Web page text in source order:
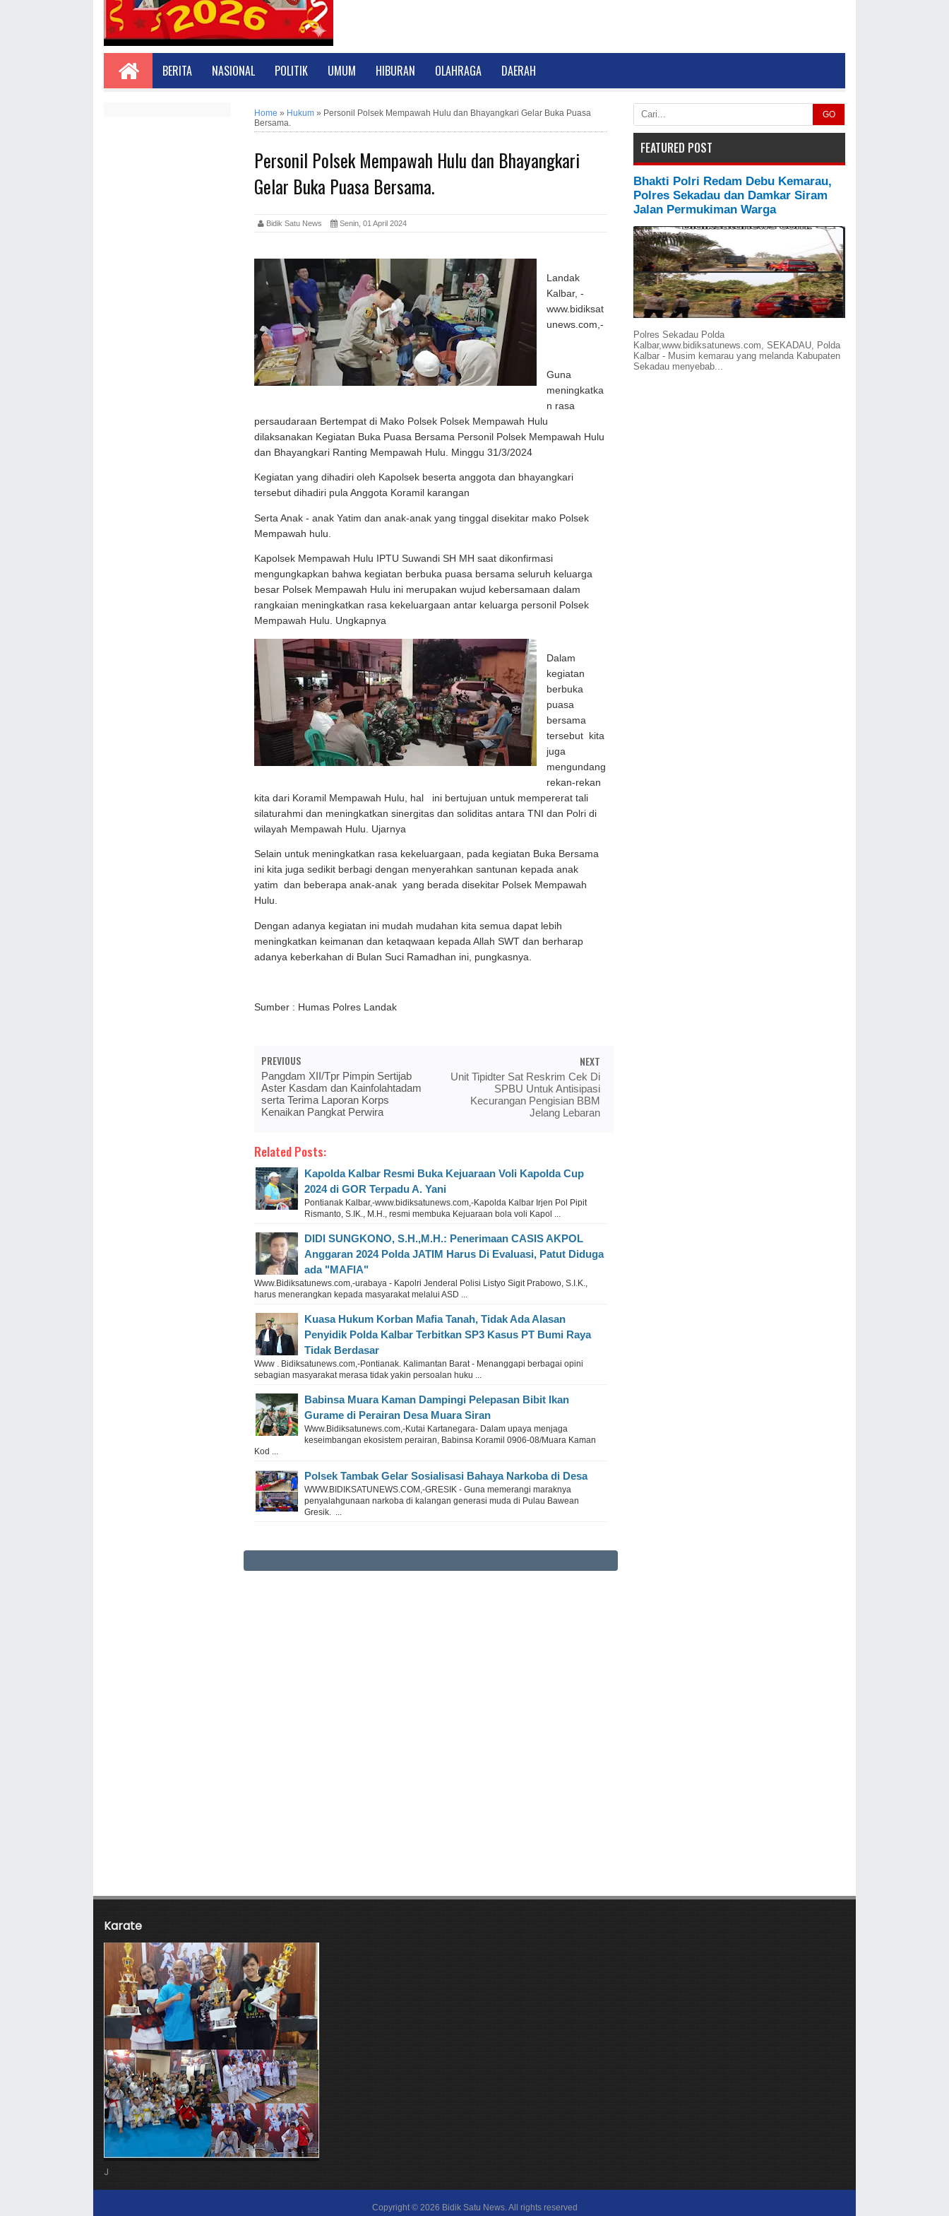
BERITA NASIONAL POLITIK UMUM HIBURAN OLAHRAGA DAERAH
Home » Hukum » Personil Polsek Mempawah Hulu dan Bhayangkari Gelar Buka Puasa
Bersama.
Personil Polsek Mempawah Hulu dan Bhayangkari
Gelar Buka Puasa Bersama.
Bidik Satu News Senin, 01 April 2024
Landak
Kalbar, -
www.bidiksat
unews.com,-
Guna
meningkatka
n rasa
persaudaraan Bertempat di Mako Polsek Polsek Mempawah Hulu
dilaksanakan Kegiatan Buka Puasa Bersama Personil Polsek Mempawah Hulu
dan Bhayangkari Ranting Mempawah Hulu. Minggu 31/3/2024
Kegiatan yang dihadiri oleh Kapolsek beserta anggota dan bhayangkari
tersebut dihadiri pula Anggota Koramil karangan
Serta Anak - anak Yatim dan anak-anak yang tinggal disekitar mako Polsek
Mempawah hulu.
Kapolsek Mempawah Hulu IPTU Suwandi SH MH saat dikonfirmasi
mengungkapkan bahwa kegiatan berbuka puasa bersama seluruh keluarga
besar Polsek Mempawah Hulu ini merupakan wujud kebersamaan dalam
rangkaian meningkatkan rasa kekeluargaan antar keluarga personil Polsek
Mempawah Hulu. Ungkapnya
Dalam
kegiatan
berbuka
puasa
bersama
tersebut kita
juga
mengundang
rekan-rekan
kita dari Koramil Mempawah Hulu, hal ini bertujuan untuk mempererat tali
silaturahmi dan meningkatkan sinergitas dan soliditas antara TNI dan Polri di
wilayah Mempawah Hulu. Ujarnya
Selain untuk meningkatkan rasa kekeluargaan, pada kegiatan Buka Bersama
ini kita juga sedikit berbagi dengan menyerahkan santunan kepada anak
yatim dan beberapa anak-anak yang berada disekitar Polsek Mempawah
Hulu.
Dengan adanya kegiatan ini mudah mudahan kita semua dapat lebih
meningkatkan keimanan dan ketaqwaan kepada Allah SWT dan berharap
adanya keberkahan di Bulan Suci Ramadhan ini, pungkasnya.
Sumber : Humas Polres Landak
PREVIOUS
Pangdam XII/Tpr Pimpin Sertijab
Aster Kasdam dan Kainfolahtadam
serta Terima Laporan Korps
Kenaikan Pangkat Perwira
NEXT
Unit Tipidter Sat Reskrim Cek Di
SPBU Untuk Antisipasi
Kecurangan Pengisian BBM
Jelang Lebaran
Related Posts:
Kapolda Kalbar Resmi Buka Kejuaraan Voli Kapolda Cup
2024 di GOR Terpadu A. Yani
Pontianak Kalbar,-www.bidiksatunews.com,-Kapolda Kalbar Irjen Pol Pipit
Rismanto, S.IK., M.H., resmi membuka Kejuaraan bola voli Kapol ...
DIDI SUNGKONO, S.H.,M.H.: Penerimaan CASIS AKPOL
Anggaran 2024 Polda JATIM Harus Di Evaluasi, Patut Diduga
ada "MAFIA"
Www.Bidiksatunews.com,-urabaya - Kapolri Jenderal Polisi Listyo Sigit Prabowo, S.I.K.,
harus menerangkan kepada masyarakat melalui ASD ...
Kuasa Hukum Korban Mafia Tanah, Tidak Ada Alasan
Penyidik Polda Kalbar Terbitkan SP3 Kasus PT Bumi Raya
Tidak Berdasar
Www . Bidiksatunews.com,-Pontianak. Kalimantan Barat - Menanggapi berbagai opini
sebagian masyarakat merasa tidak yakin persoalan huku ...
Babinsa Muara Kaman Dampingi Pelepasan Bibit Ikan
Gurame di Perairan Desa Muara Siran
Www.Bidiksatunews.com,-Kutai Kartanegara- Dalam upaya menjaga
keseimbangan ekosistem perairan, Babinsa Koramil 0906-08/Muara Kaman
Kod ...
Polsek Tambak Gelar Sosialisasi Bahaya Narkoba di Desa
WWW.BIDIKSATUNEWS.COM,-GRESIK - Guna memerangi maraknya
penyalahgunaan narkoba di kalangan generasi muda di Pulau Bawean
Gresik. ...
GO
FEATURED POST
Bhakti Polri Redam Debu Kemarau,
Polres Sekadau dan Damkar Siram
Jalan Permukiman Warga
Polres Sekadau Polda
Kalbar,www.bidiksatunews.com, SEKADAU, Polda
Kalbar - Musim kemarau yang melanda Kabupaten
Sekadau menyebab...
Karate
J
Copyright © 2026 Bidik Satu News. All rights reserved